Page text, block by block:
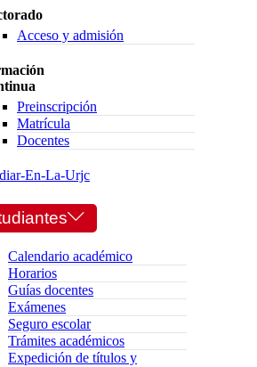
Acceso y admisión
Preinscripción
Matrícula
Docentes
En-La-Urjc
Calendario académico
Horarios
Guías docentes
Exámenes
Seguro escolar
Trámites académicos
Expedición de títulos y